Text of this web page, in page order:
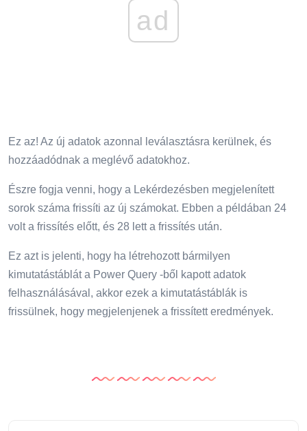
ad
Ez az! Az új adatok azonnal leválasztásra kerülnek, és
hozzáadódnak a meglévő adatokhoz.
Észre fogja venni, hogy a Lekérdezésben megjelenített
sorok száma frissíti az új számokat. Ebben a példában 24
volt a frissítés előtt, és 28 lett a frissítés után.
Ez azt is jelenti, hogy ha létrehozott bármilyen
kimutatástáblát a Power Query -ből kapott adatok
felhasználásával, akkor ezek a kimutatástáblák is
frissülnek, hogy megjelenjenek a frissített eredmények.